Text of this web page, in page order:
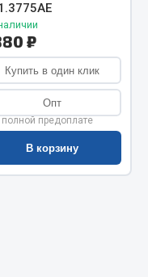
₽
Купить в один клик
Опт
полной предоплате
В корзину